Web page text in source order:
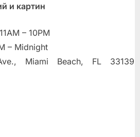
и картин
– 10PM
– Midnight
Miami Beach, FL 33139